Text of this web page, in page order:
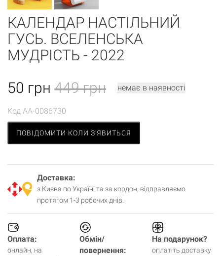
КАЛЕНДАР НАСТІЛЬНИЙ
ГУСЬ. ВСЕЛЕНСЬКА
МУДРІСТЬ - 2022
50 грн 449 грн немає в наявності
Код AA-0086730
ПОВІДОМИТИ КОЛИ З'ЯВИТЬСЯ
Доставка:
з Києва по Україні та за кордон, відправляємо
протягом 1-3 робочих днів.
Оплата:
онлайн, на
Обмін/
повернення:
На подарунок?
оплатіть доставку